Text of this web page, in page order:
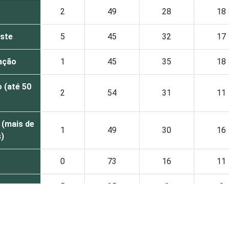
2 49 28 18
5 45 32 17
1 45 35 18
(até 50
2 54 31 11
de
1 49 30 16
0 73 16 11
5 95 0 0